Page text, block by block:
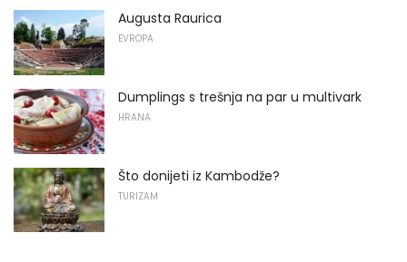
Augusta Raurica
EVROPA
Dumplings s trešnja na par u multivark
HRANA
Što donijeti iz Kambodže?
TURIZAM